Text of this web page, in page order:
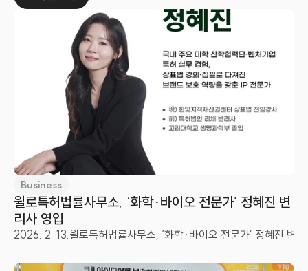
Business
윌로특허법률사무소, ‘화학·바이오 전문가’ 정혜진 변
리사 영입
2026. 2. 13.윌로특허법률사무소, ‘화학·바이오 전문가’ 정혜진 변